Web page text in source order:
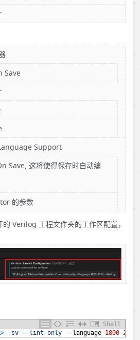
Save
Support
Save, 这将使得保存时自动编
的参数
Verilog 工程文件夹的工作区配置，
Shell
> -sv -- lint -only -- language 1800-2012